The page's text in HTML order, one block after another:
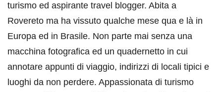
turismo ed aspirante travel blogger. Abita a
Rovereto ma ha vissuto qualche mese qua e là in
Europa ed in Brasile. Non parte mai senza una
macchina fotografica ed un quadernetto in cui
annotare appunti di viaggio, indirizzi di locali tipici e
luoghi da non perdere. Appassionata di turismo